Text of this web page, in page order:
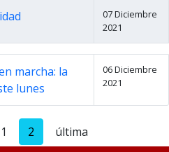
07 Diciembre
2021
marcha: la
lunes
06 Diciembre
2021
1 2 última